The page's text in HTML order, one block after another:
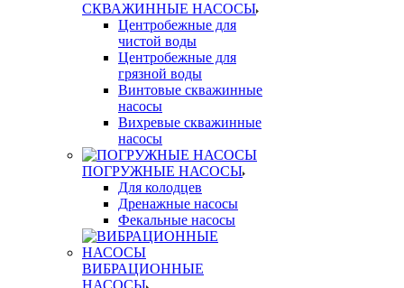
СКВАЖИННЫЕ НАСОСЫ
Центробежные для
чистой воды
Центробежные для
грязной воды
Винтовые скважинные
насосы
Вихревые скважинные
насосы
ПОГРУЖНЫЕ НАСОСЫ
Для колодцев
Дренажные насосы
Фекальные насосы
ВИБРАЦИОННЫЕ
НАСОСЫ